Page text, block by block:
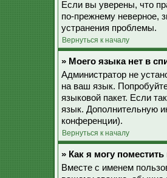
Если вы уверены, что
по-прежнему неверное,
устранения проблемы.
Вернуться к началу
» Моего языка нет в
Администратор не
на ваш язык.
языковой пакет. Если
язык. Дополнительную
конференции).
Вернуться к началу
» Как я могу
Вместе с именем